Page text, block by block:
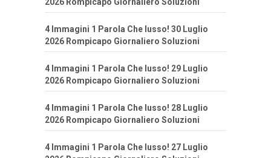
2026 Rompicapo Giornaliero Soluzioni
4 Immagini 1 Parola Che lusso! 30 Luglio
2026 Rompicapo Giornaliero Soluzioni
4 Immagini 1 Parola Che lusso! 29 Luglio
2026 Rompicapo Giornaliero Soluzioni
4 Immagini 1 Parola Che lusso! 28 Luglio
2026 Rompicapo Giornaliero Soluzioni
4 Immagini 1 Parola Che lusso! 27 Luglio